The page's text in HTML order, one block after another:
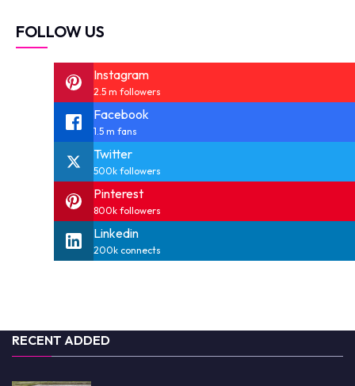
FOLLOW US
Instagram
2.5 m followers
Facebook
1.5 m fans
Twitter
500k followers
Pinterest
800k followers
Linkedin
200k connects
RECENT ADDED